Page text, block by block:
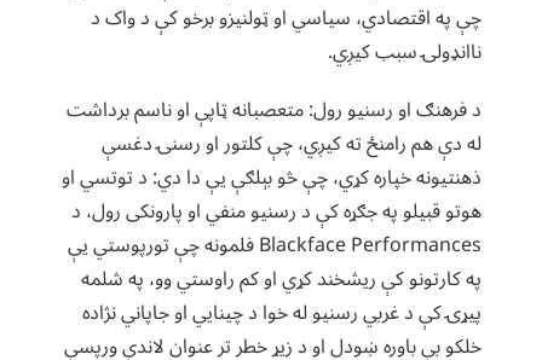
چې په اقتصادي، سیاسي او ټولنیزو برخو کې د واک د
ناانډولۍ سبب کیږي.
د فرهنګ او رسنیو رول: متعصبانه ټاپې او ناسم برداشت
له دې هم رامنځ ته کیږي، چې کلتور او رسنۍ دغسې
ذهنتیونه خپاره کړي، چې څو بېلګې یې دا دي: د توتسي او
هوتو قبیلو په جګړه کې د رسنیو منفي او پارونکی رول، د ‌
Blackface Performances فلمونه چې تورپوستي یې
په کارتونو کې ریشخند کړي او کم راوستي وو، په شلمه
پیړۍ کې د غربي رسنیو له خوا د چینایي او جاپاني نژاده
خلکو بې باوره ښودل او د زیړ خطر تر عنوان لاندې ورپسې